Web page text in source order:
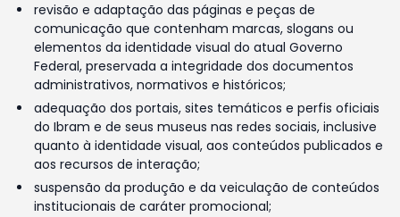
revisão e adaptação das páginas e peças de
comunicação que contenham marcas, slogans ou
elementos da identidade visual do atual Governo
Federal, preservada a integridade dos documentos
administrativos, normativos e históricos;
adequação dos portais, sites temáticos e perfis oficiais
do Ibram e de seus museus nas redes sociais, inclusive
quanto à identidade visual, aos conteúdos publicados e
aos recursos de interação;
suspensão da produção e da veiculação de conteúdos
institucionais de caráter promocional;